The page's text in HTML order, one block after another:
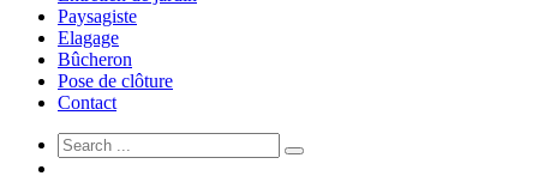
Paysagiste
Elagage
Bûcheron
Pose de clôture
Contact